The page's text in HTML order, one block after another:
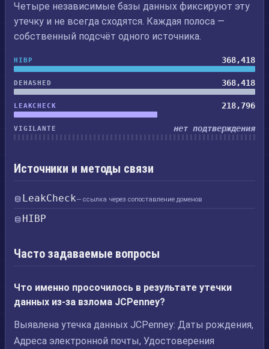
Четыре независимые базы данных фиксируют эту
утечку и не всегда сходятся. Каждая полоса —
собственный подсчёт одного источника.
HIBP 368,418
DEHASHED 368,418
LEAKCHECK 218,796
VIGILANTE нет подтверждения
Источники и методы связи
LeakCheck— ссылка через сопоставление доменов
HIBP
Часто задаваемые вопросы
Что именно просочилось в результате утечки
данных из-за взлома JCPenney?
Выявлена утечка данных JCPenney: Даты рождения,
Адреса электронной почты, Удостоверения